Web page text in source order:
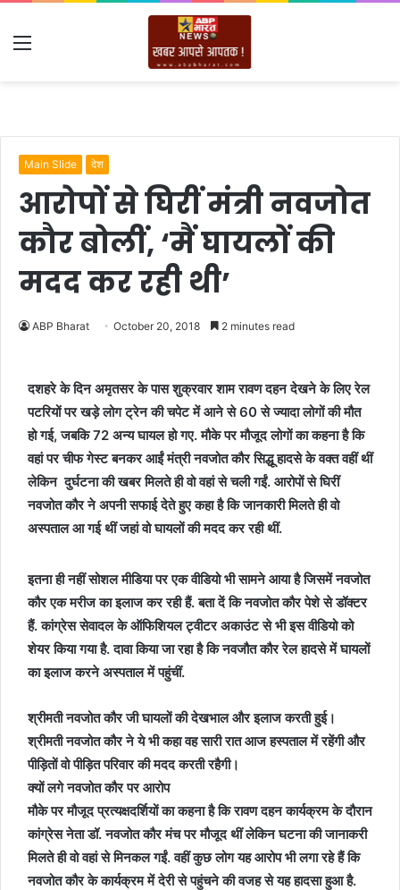
Menu
Main Slide देश
आरोपों से घिरीं मंत्री नवजोत
कौर बोलीं, ‘मैं घायलों की
मदद कर रही थी’
ABP Bharat October 20, 2018 2 minutes read
दशहरे के दिन अमृतसर के पास शुक्रवार शाम रावण दहन देखने के लिए रेल
पटरियों पर खड़े लोग ट्रेन की चपेट में आने से 60 से ज्‍यादा लोगों की मौत
हो गई, जबकि 72 अन्य घायल हो गए. मौके पर मौजूद लोगों का कहना है कि
वहां पर चीफ गेस्ट बनकर आईं मंत्री नवजोत कौर सिद्धू हादसे के वक्त वहीं थीं
लेकिन दुर्घटना की खबर मिलते ही वो वहां से चली गईं. आरोपों से घिरीं
नवजोत कौर ने अपनी सफाई देते हुए कहा है कि जानकारी मिलते ही वो
अस्पताल आ गई थीं जहां वो घायलों की मदद कर रही थीं.
इतना ही नहीं सोशल मीडिया पर एक वीडियो भी सामने आया है जिसमें नवजोत
कौर एक मरीज का इलाज कर रही हैं. बता दें कि नवजोत कौर पेशे से डॉक्टर
हैं. कांग्रेस सेवादल के ऑफिशियल ट्वीटर अकाउंट से भी इस वीडियो को
शेयर किया गया है. दावा किया जा रहा है कि नवजौत कौर रेल हादसे में घायलों
का इलाज करने अस्‍पताल में पहुंचीं.
श्रीमती नवजोत कौर जी घायलों की देखभाल और इलाज करती हुई।
श्रीमती नवजोत कौर ने ये भी कहा वह सारी रात आज हस्पताल में रहेंगी और
पीड़ितों वो पीड़ित परिवार की मदद करती रहैगी।
क्यों लगे नवजोत कौर पर आरोप
मौके पर मौजूद प्रत्यक्षदर्शियों का कहना है कि रावण दहन कार्यक्रम के दौरान
कांग्रेस नेता डॉ. नवजोत कौर मंच पर मौजूद थीं लेकिन घटना की जानाकरी
मिलते ही वो वहां से मिनकल गईं. वहीं कुछ लोग यह आरोप भी लगा रहे हैं कि
नवजोत कौर के कार्यक्रम में देरी से पहुंचने की वजह से यह हादसा हुआ है.